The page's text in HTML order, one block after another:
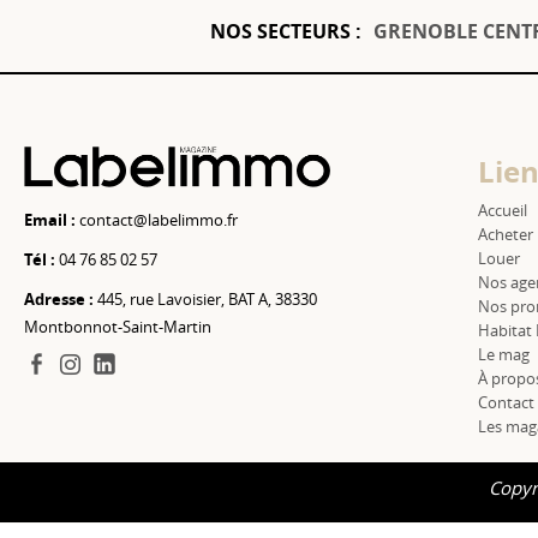
NOS SECTEURS : GRENOBLE
Email : contact@labelimmo.fr
Tél : 04 76 85 02 57
Adresse : 445, rue Lavoisier, BAT A, 38330
Montbonnot-Saint-Martin
facebook
instagram
Accueil
Acheter
Louer
Nos
Nos
Habitat
Le mag
À
Contact
Les